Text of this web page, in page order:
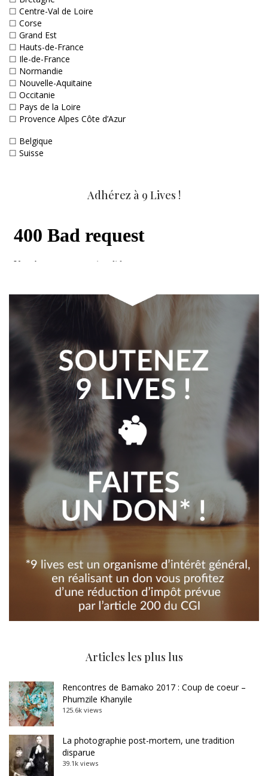
☐ Centre-Val de Loire
☐ Corse
☐ Grand Est
☐ Hauts-de-France
☐ Ile-de-France
☐ Normandie
☐ Nouvelle-Aquitaine
☐ Occitanie
☐ Pays de la Loire
☐ Provence Alpes Côte d’Azur
☐ Belgique
☐ Suisse
Adhérez à 9 Lives !
Articles les plus lus
Rencontres de Bamako 2017 : Coup de coeur –
Phumzile Khanyile
125.6k views
La photographie post-mortem, une tradition
disparue
39.1k views